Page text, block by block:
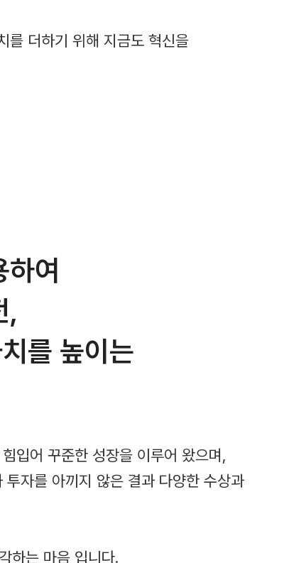
를 더하기 위해 지금도 혁신을
여
,
를 높이는
입어 꾸준한 성장을 이루어 왔으며,
자를 아끼지 않은 결과 다양한 수상과
하는 마음 입니다.